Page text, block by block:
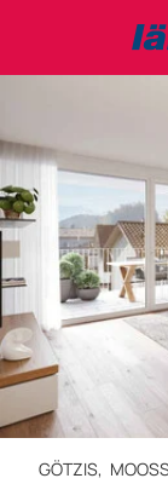
GÖTZIS,